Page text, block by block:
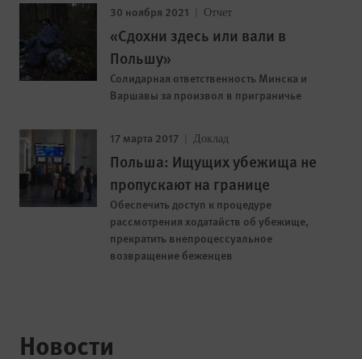
30 ноября 2021 Отчет
«Сдохни здесь или вали в
Польшу»
Солидарная ответственность Минска и
Варшавы за произвол в приграничье
17 марта 2017 Доклад
Польша: Ищущих убежища не
пропускают на границе
Обеспечить доступ к процедуре
рассмотрения ходатайств об убежище,
прекратить внепроцессуальное
возвращение беженцев
Новости